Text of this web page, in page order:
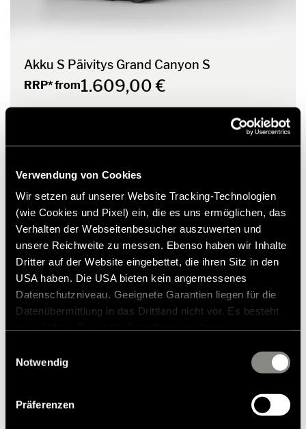
Verwendung von Cookies
Wir setzen auf unserer Website Tracking-Technologien
(wie Cookies und Pixel) ein, die es uns ermöglichen, das
Verhalten der Webseitenbesucher auszuwerten und
unsere Reichweite zu messen. Ebenso haben wir Inhalte
Dritter auf der Website eingebettet, die ihren Sitz in den
USA haben. Die USA bieten kein angemessenes
Datenschutzniveau. Geeignete Garantien liegen für die
Datenübermittlung in das Drittland nicht vor. Es besteht
zustehen. Eingesetzte Dienstleister können Daten für
zusammenführen. Weitere Informationen finden Sie in
unsererDatenschutzerklärung
. Akzeptieren Sie oder
Notwendig
Präferenzen
Akku S Päivitys Grand Canyon S
RRP* from1.609,00 €
Akku S päivitys Grand Canyon S 700